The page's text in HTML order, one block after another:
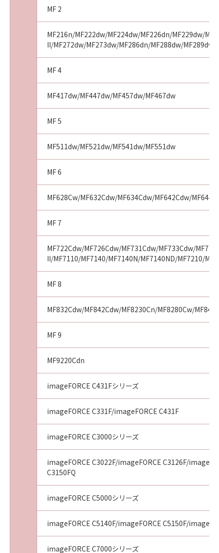
キヤノン株式会社
No.021110
MF 2
MF216n/MF222dw/MF224dw/MF226dn/MF229dw/
II/MF272dw/MF273dw/MF286dn/MF288dw/MF289dw
MF 4
MF417dw/MF447dw/MF457dw/MF467dw
MF 5
MF511dw/MF521dw/MF541dw/MF551dw
MF 6
MF628Cw/MF632Cdw/MF634Cdw/MF642Cdw/
MF 7
MF722Cdw/MF726Cdw/MF731Cdw/MF733Cdw/
II/MF7110/MF7140/MF7140N/MF7140ND/MF7210/
MF 8
MF832Cdw/MF842Cdw/MF8230Cn/MF8280Cw/
MF 9
MF9220Cdn
imageFORCE C431Fシリーズ
imageFORCE C331F/imageFORCE C431F
imageFORCE C3000シリーズ
imageFORCE C3022F/imageFORCE C3126F/
C3150FQ
imageFORCE C5000シリーズ
imageFORCE C5140F/imageFORCE C5150F/
imageFORCE C7000シリーズ